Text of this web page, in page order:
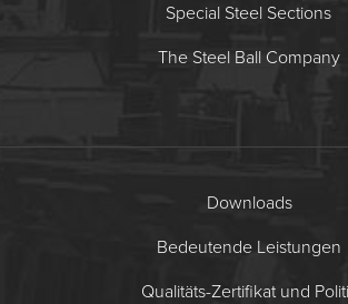
Special Steel Sections
The Steel Ball Company
Downloads
Bedeutende Leistungen
Qualitäts-Zertifikat und